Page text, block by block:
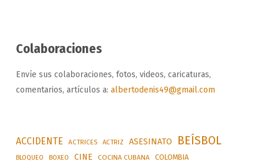
Colaboraciones
Envíe sus colaboraciones, fotos, videos, caricaturas,
comentarios, artículos a: albertodenis49@gmail.com
ACCIDENTE ACTRICES ACTRIZ ASESINATO BEÍSBOL
BLOQUEO BOXEO CINE COCINA CUBANA COLOMBIA